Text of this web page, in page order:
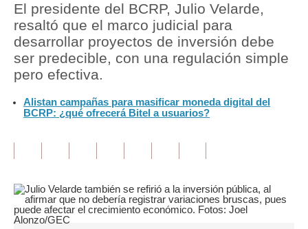
Finanzas Personales
Inmobiliarias
Plus G
Opinión
Blogs
Tendencias
El presidente del BCRP, Julio Velarde,
resaltó que el marco judicial para
desarrollar proyectos de inversión debe
ser predecible, con una regulación simple
pero efectiva.
Alistan campañas para masificar moneda digital del
BCRP: ¿qué ofrecerá Bitel a usuarios?